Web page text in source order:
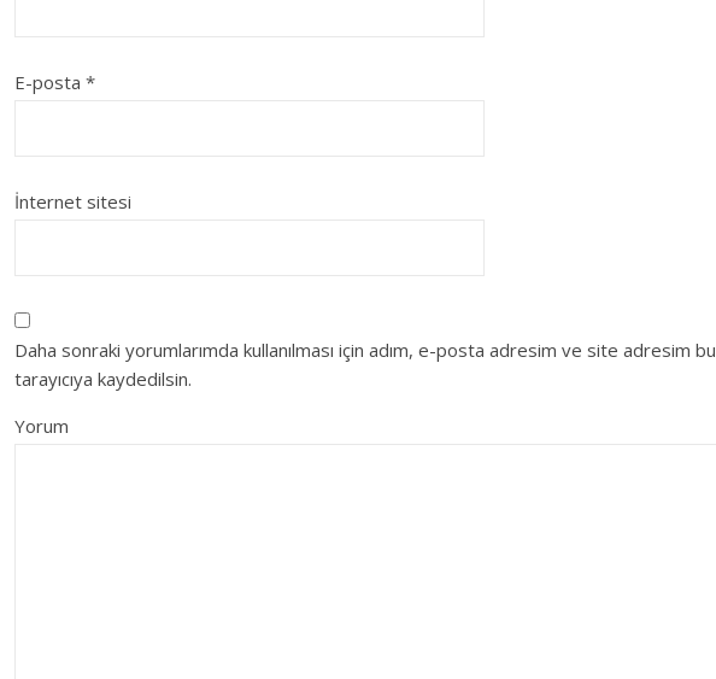
E-posta *
İnternet sitesi
Daha sonraki yorumlarımda kullanılması için adım, e-posta adresim ve site adresim bu
tarayıcıya kaydedilsin.
Yorum